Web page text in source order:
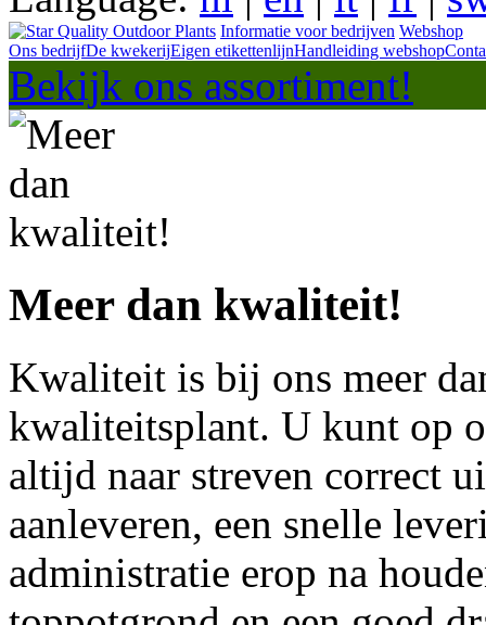
Informatie voor bedrijven Webshop
Ons bedrijfDe kwekerijEigen etikettenlijnHandleiding webshop
Bekijk ons assortiment!
Meer dan kwaliteit!
Kwaliteit is bij ons meer
kwaliteitsplant. U kunt op
altijd naar streven correct
aanleveren, een snelle
administratie erop na